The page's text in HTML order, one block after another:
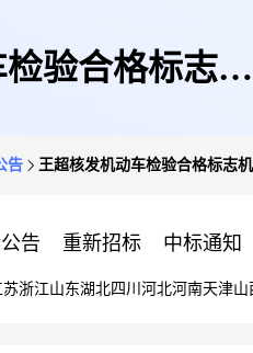
验合格标志机
告 王超核发机动车检验合格标志
告 重新招标 中标通知
苏浙江山东湖北四川 河北河南天津山